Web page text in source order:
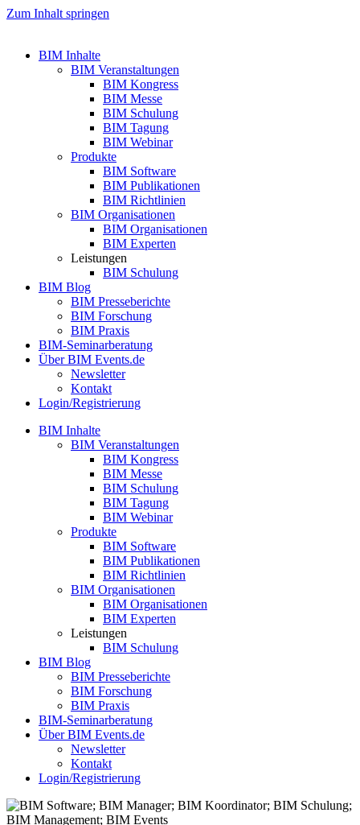
Zum Inhalt springen
BIM Inhalte
BIM Veranstaltungen
BIM Kongress
BIM Messe
BIM Schulung
BIM Tagung
BIM Webinar
Produkte
BIM Software
BIM Publikationen
BIM Richtlinien
BIM Organisationen
BIM Organisationen
BIM Experten
Leistungen
BIM Schulung
BIM Blog
BIM Presseberichte
BIM Forschung
BIM Praxis
BIM-Seminarberatung
Über BIM Events.de
Newsletter
Kontakt
Login/Registrierung
BIM Inhalte
BIM Veranstaltungen
BIM Kongress
BIM Messe
BIM Schulung
BIM Tagung
BIM Webinar
Produkte
BIM Software
BIM Publikationen
BIM Richtlinien
BIM Organisationen
BIM Organisationen
BIM Experten
Leistungen
BIM Schulung
BIM Blog
BIM Presseberichte
BIM Forschung
BIM Praxis
BIM-Seminarberatung
Über BIM Events.de
Newsletter
Kontakt
Login/Registrierung